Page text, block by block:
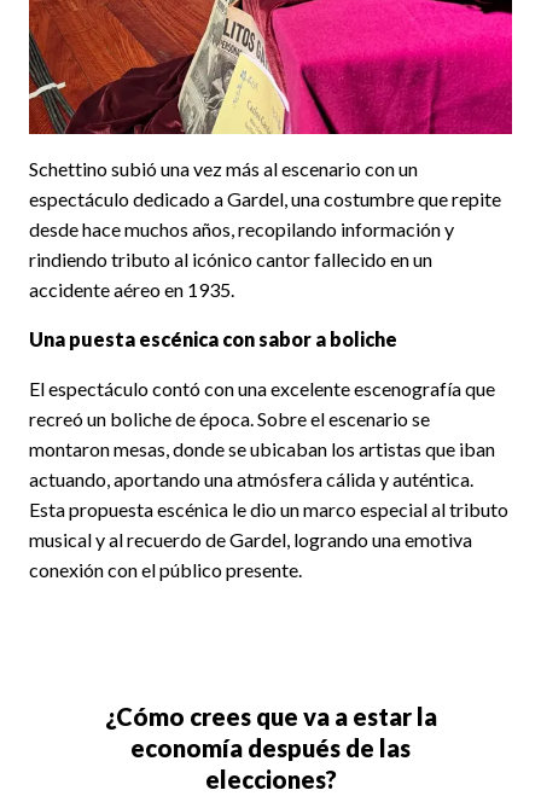
Schettino subió una vez más al escenario con un
espectáculo dedicado a Gardel, una costumbre que repite
desde hace muchos años, recopilando información y
rindiendo tributo al icónico cantor fallecido en un
accidente aéreo en 1935.
Una puesta escénica con sabor a boliche
El espectáculo contó con una excelente escenografía que
recreó un boliche de época. Sobre el escenario se
montaron mesas, donde se ubicaban los artistas que iban
actuando, aportando una atmósfera cálida y auténtica.
Esta propuesta escénica le dio un marco especial al tributo
musical y al recuerdo de Gardel, logrando una emotiva
conexión con el público presente.
¿Cómo crees que va a estar la
economía después de las
elecciones?